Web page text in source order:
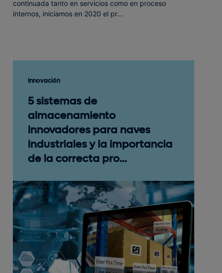
continuada tanto en servicios como en proceso
internos, iniciamos en 2020 el pr...
Innovación
5 sistemas de
almacenamiento
innovadores para naves
industriales y la importancia
de la correcta pro...